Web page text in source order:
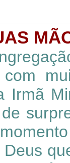
com
Irmã
Deus